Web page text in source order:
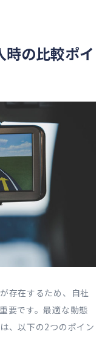
の比較ポイ
存在するため、自社
要です。最適な動態
、以下の2つのポイン